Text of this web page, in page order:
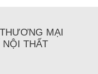
MẠI
NỘI THẤT